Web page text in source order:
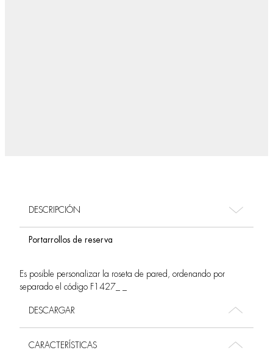
DESCRIPCIÓN
Portarrollos de reserva
Es posible personalizar la roseta de pared, ordenando por
separado el código F1427_ _
DESCARGAR
CARACTERÍSTICAS